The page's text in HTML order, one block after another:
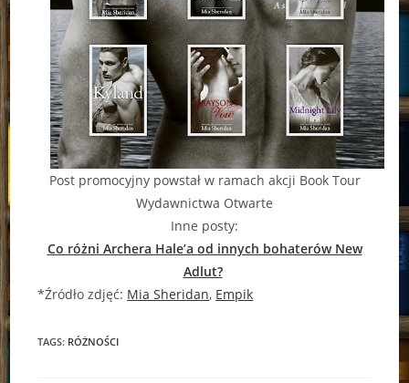
Post promocyjny powstał w ramach akcji Book Tour
Wydawnictwa Otwarte
Inne posty:
Co różni Archera Hale’a od innych bohaterów New
Adlut?
*Źródło zdjęć: Mia Sheridan, Empik
TAGS: RÓŻNOŚCI